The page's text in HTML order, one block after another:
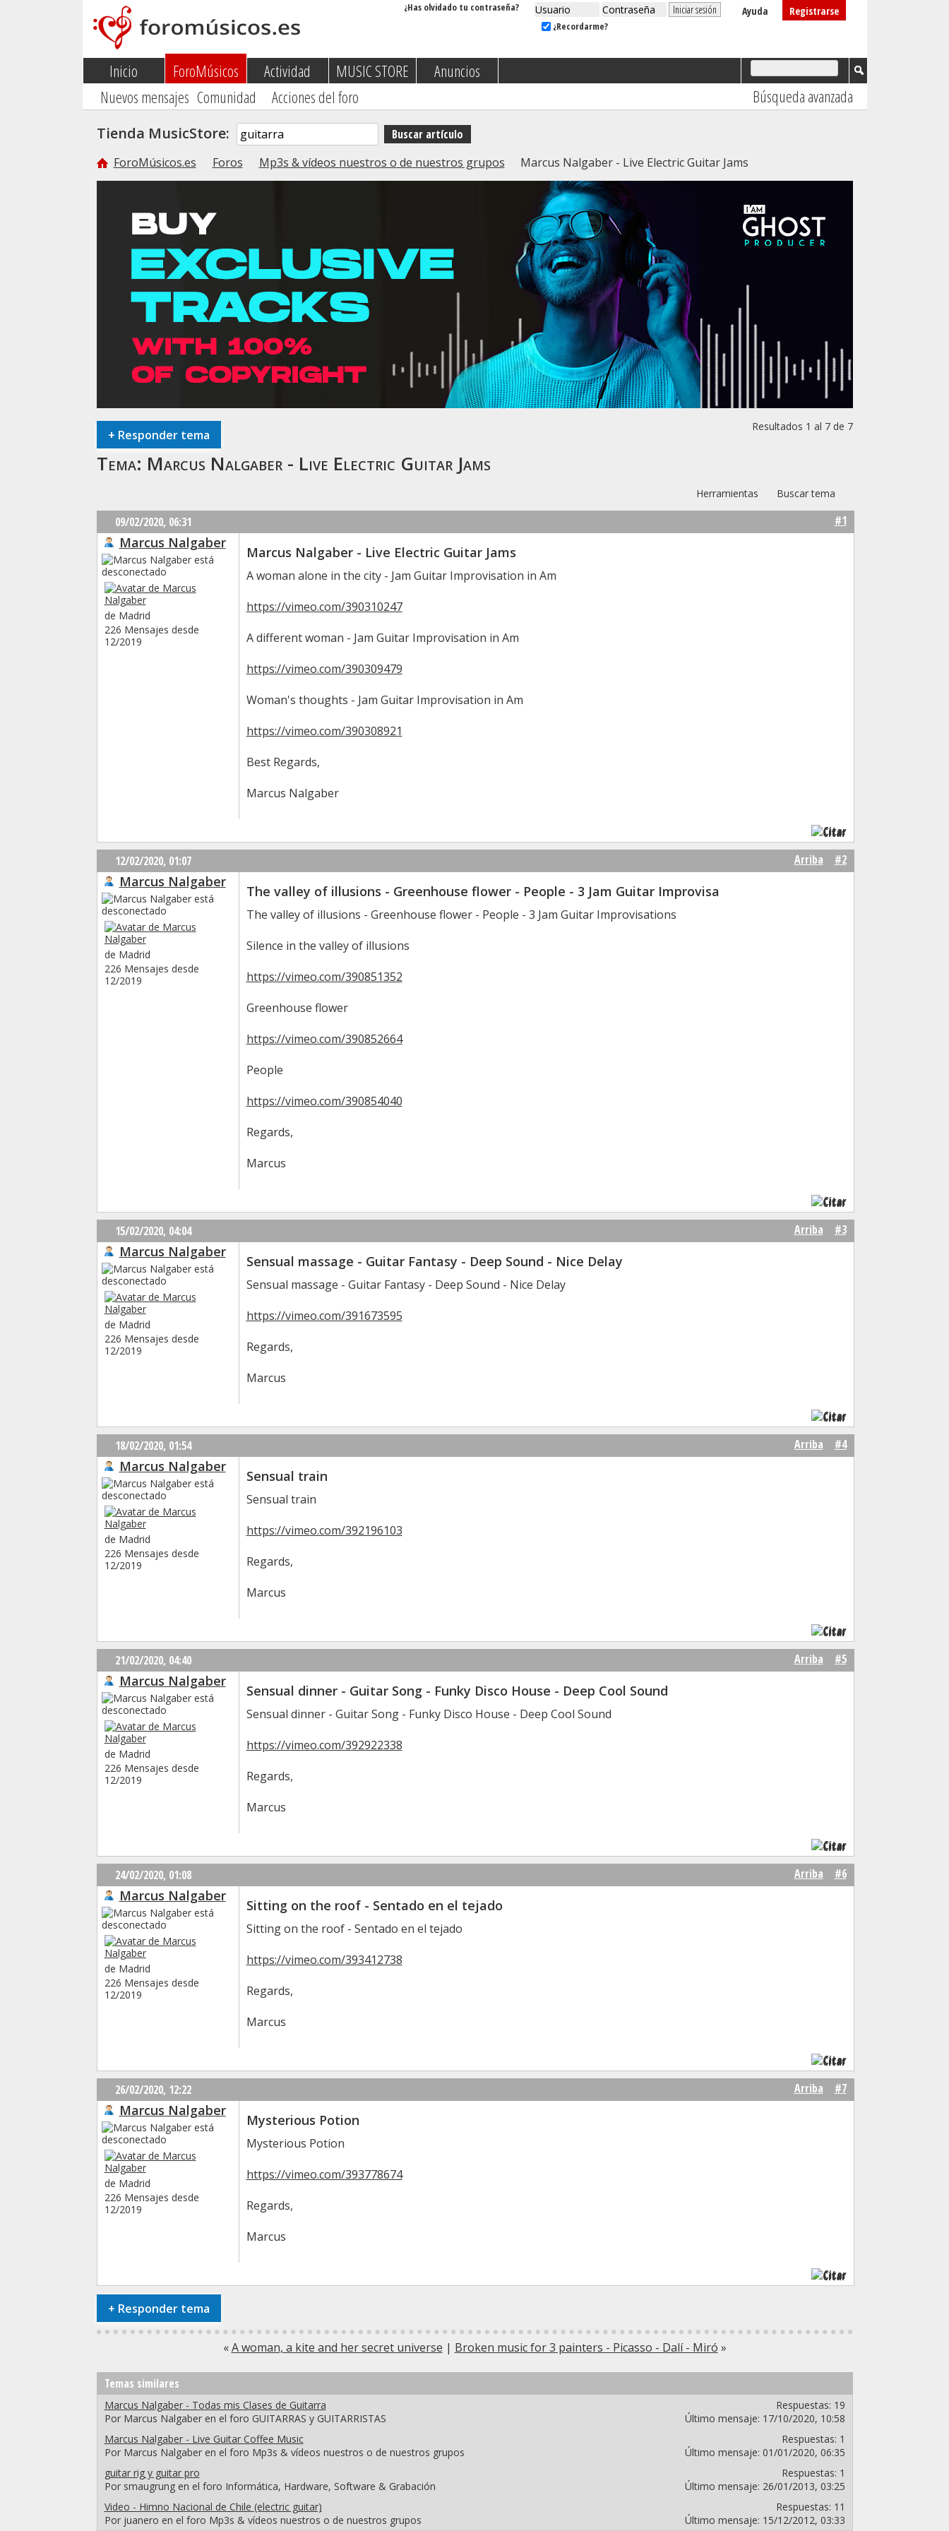
Registrarse
Ayuda
¿Recordarme?
¿Has olvidado tu contraseña?
Inicio
ForoMúsicos
Nuevos mensajes Comunidad Acciones del foro
Actividad MUSIC STORE
Anuncios
Búsqueda avanzada
Tienda MusicStore:
ForoMúsicos.es Foros Mp3s & vídeos nuestros o de nuestros grupos Marcus Nalgaber - Live Electric Guitar Jams
+ Responder tema
Resultados 1 al 7 de 7
Tema: Marcus Nalgaber - Live Electric Guitar Jams
Herramientas Buscar tema
09/02/2020, 06:31 #1
Marcus Nalgaber
de Madrid
226 Mensajes desde
12/2019
Marcus Nalgaber - Live Electric Guitar Jams
A woman alone in the city - Jam Guitar Improvisation in Am
https://vimeo.com/390310247
A different woman - Jam Guitar Improvisation in Am
https://vimeo.com/390309479
Woman's thoughts - Jam Guitar Improvisation in Am
https://vimeo.com/390308921
Best Regards,
Marcus Nalgaber
Citar
12/02/2020, 01:07 Arriba #2
Marcus Nalgaber
de Madrid
226 Mensajes desde
12/2019
The valley of illusions - Greenhouse flower - People - 3 Jam Guitar Improvisa
The valley of illusions - Greenhouse flower - People - 3 Jam Guitar Improvisations
Silence in the valley of illusions
https://vimeo.com/390851352
Greenhouse flower
https://vimeo.com/390852664
People
https://vimeo.com/390854040
Regards,
Marcus
Citar
15/02/2020, 04:04 Arriba #3
Marcus Nalgaber
de Madrid
226 Mensajes desde
12/2019
Sensual massage - Guitar Fantasy - Deep Sound - Nice Delay
Sensual massage - Guitar Fantasy - Deep Sound - Nice Delay
https://vimeo.com/391673595
Regards,
Marcus
Citar
18/02/2020, 01:54 Arriba #4
Marcus Nalgaber
de Madrid
226 Mensajes desde
12/2019
Sensual train
Sensual train
https://vimeo.com/392196103
Regards,
Marcus
Citar
21/02/2020, 04:40 Arriba #5
Marcus Nalgaber
de Madrid
226 Mensajes desde
12/2019
Sensual dinner - Guitar Song - Funky Disco House - Deep Cool Sound
Sensual dinner - Guitar Song - Funky Disco House - Deep Cool Sound
https://vimeo.com/392922338
Regards,
Marcus
Citar
24/02/2020, 01:08 Arriba #6
Marcus Nalgaber
de Madrid
226 Mensajes desde
12/2019
Sitting on the roof - Sentado en el tejado
Sitting on the roof - Sentado en el tejado
https://vimeo.com/393412738
Regards,
Marcus
Citar
26/02/2020, 12:22 Arriba #7
Marcus Nalgaber
de Madrid
226 Mensajes desde
12/2019
Mysterious Potion
Mysterious Potion
https://vimeo.com/393778674
Regards,
Marcus
Citar
+ Responder tema
« A woman, a kite and her secret universe | Broken music for 3 painters - Picasso - Dalí - Miró »
Temas similares
Marcus Nalgaber - Todas mis Clases de Guitarra
Por Marcus Nalgaber en el foro GUITARRAS y GUITARRISTAS
Respuestas: 19
Último mensaje: 17/10/2020, 10:58
Marcus Nalgaber - Live Guitar Coffee Music
Por Marcus Nalgaber en el foro Mp3s & vídeos nuestros o de nuestros grupos
Respuestas: 1
Último mensaje: 01/01/2020, 06:35
guitar rig y guitar pro
Por smaugrung en el foro Informática, Hardware, Software & Grabación
Respuestas: 1
Último mensaje: 26/01/2013, 03:25
Video - Himno Nacional de Chile (electric guitar)
Por juanero en el foro Mp3s & vídeos nuestros o de nuestros grupos
Respuestas: 11
Último mensaje: 15/12/2012, 03:33